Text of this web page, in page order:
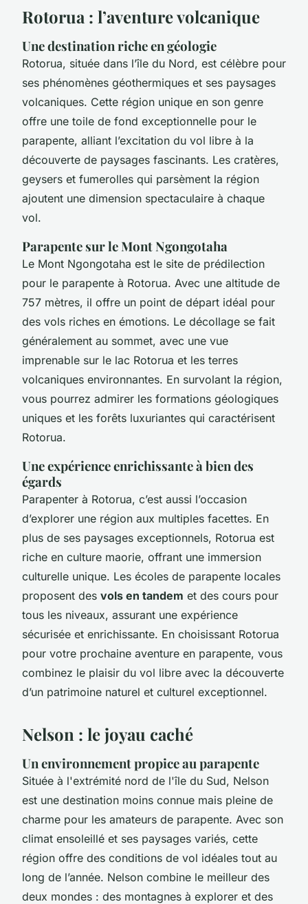
Rotorua : l’aventure volcanique
Une destination riche en géologie
Rotorua, située dans l’île du Nord, est célèbre pour
ses phénomènes géothermiques et ses paysages
volcaniques. Cette région unique en son genre
offre une toile de fond exceptionnelle pour le
parapente, alliant l’excitation du vol libre à la
découverte de paysages fascinants. Les cratères,
geysers et fumerolles qui parsèment la région
ajoutent une dimension spectaculaire à chaque
vol.
Parapente sur le Mont Ngongotaha
Le Mont Ngongotaha est le site de prédilection
pour le parapente à Rotorua. Avec une altitude de
757 mètres, il offre un point de départ idéal pour
des vols riches en émotions. Le décollage se fait
généralement au sommet, avec une vue
imprenable sur le lac Rotorua et les terres
volcaniques environnantes. En survolant la région,
vous pourrez admirer les formations géologiques
uniques et les forêts luxuriantes qui caractérisent
Rotorua.
Une expérience enrichissante à bien des
égards
Parapenter à Rotorua, c’est aussi l’occasion
d’explorer une région aux multiples facettes. En
plus de ses paysages exceptionnels, Rotorua est
riche en culture maorie, offrant une immersion
culturelle unique. Les écoles de parapente locales
proposent des vols en tandem et des cours pour
tous les niveaux, assurant une expérience
sécurisée et enrichissante. En choisissant Rotorua
pour votre prochaine aventure en parapente, vous
combinez le plaisir du vol libre avec la découverte
d’un patrimoine naturel et culturel exceptionnel.
Nelson : le joyau caché
Un environnement propice au parapente
Située à l'extrémité nord de l'île du Sud, Nelson
est une destination moins connue mais pleine de
charme pour les amateurs de parapente. Avec son
climat ensoleillé et ses paysages variés, cette
région offre des conditions de vol idéales tout au
long de l’année. Nelson combine le meilleur des
deux mondes : des montagnes à explorer et des